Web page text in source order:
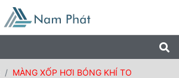
MÀNG XỐP HƠI BÓNG KHÍ TO